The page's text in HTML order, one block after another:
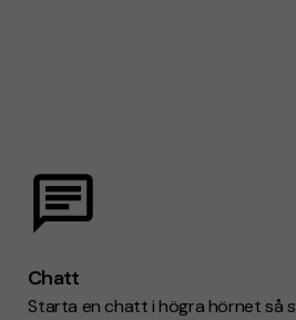
Chatt
Starta en chatt i högra hörnet så